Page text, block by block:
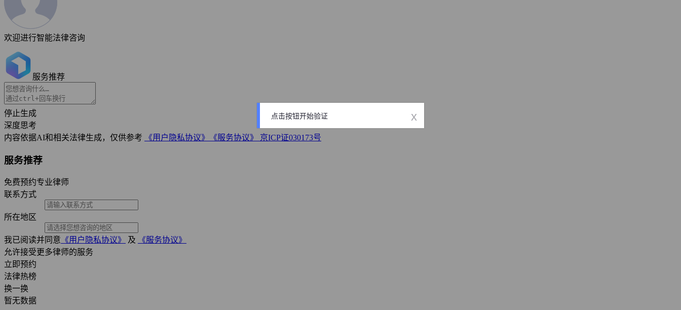
欢迎进行智能法律咨询
服务推荐
停止生成
深度思考
内容依据AI和相关法律生成，仅供参考
《用户隐私协议》 《服务协议》 京ICP证030173号
服务推荐
免费预约专业律师
联系方式
所在地区
我已阅读并同意 《用户隐私协议》 及
《服务协议》
允许接受更多律师的服务
立即预约
法律热榜
换一换
暂无数据
点击按钮开始验证 x